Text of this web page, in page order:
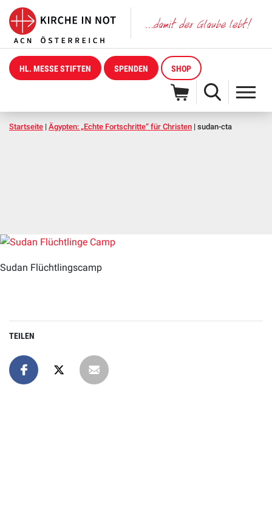
HL. MESSE STIFTEN SPENDEN SHOP
Startseite | Ägypten: „Echte Fortschritte“ für Christen | sudan-cta
Sudan Flüchtlingscamp
TEILEN